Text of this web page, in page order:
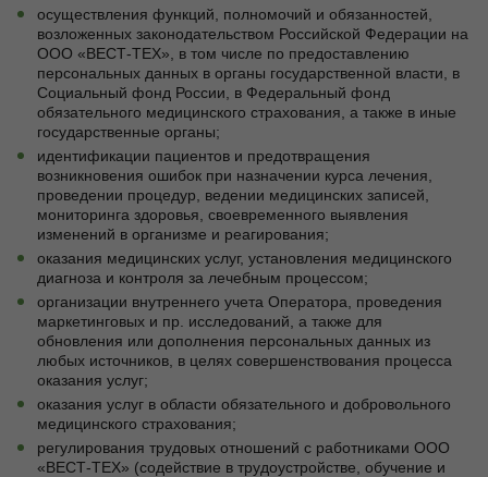
осуществления функций, полномочий и обязанностей,
возложенных законодательством Российской Федерации на
ООО «ВЕСТ-ТЕХ», в том числе по предоставлению
персональных данных в органы государственной власти, в
Социальный фонд России, в Федеральный фонд
обязательного медицинского страхования, а также в иные
государственные органы;
идентификации пациентов и предотвращения
возникновения ошибок при назначении курса лечения,
проведении процедур, ведении медицинских записей,
мониторинга здоровья, своевременного выявления
изменений в организме и реагирования;
оказания медицинских услуг, установления медицинского
диагноза и контроля за лечебным процессом;
организации внутреннего учета Оператора, проведения
маркетинговых и пр. исследований, а также для
обновления или дополнения персональных данных из
любых источников, в целях совершенствования процесса
оказания услуг;
оказания услуг в области обязательного и добровольного
медицинского страхования;
регулирования трудовых отношений с работниками ООО
«ВЕСТ-ТЕХ» (содействие в трудоустройстве, обучение и